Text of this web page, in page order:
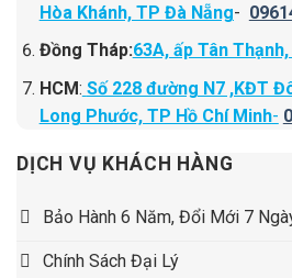
Hòa Khánh, TP Đà Nẵng-
Đồng Tháp:63A, ấp Tân
HCM: Số 228 đường N7 ,KĐT
Long Phước, TP Hồ Chí Minh-
DỊCH VỤ KHÁCH HÀNG
Bảo Hành 6 Năm, Đổi Mới 7
Chính Sách Đại Lý